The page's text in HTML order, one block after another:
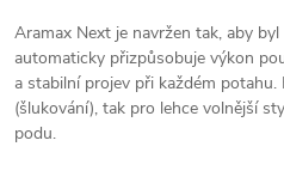
Aramax Next je navržen tak, aby
automaticky přizpůsobuje výkon
a stabilní projev při každém
(šlukování), tak pro lehce volnější
podu.